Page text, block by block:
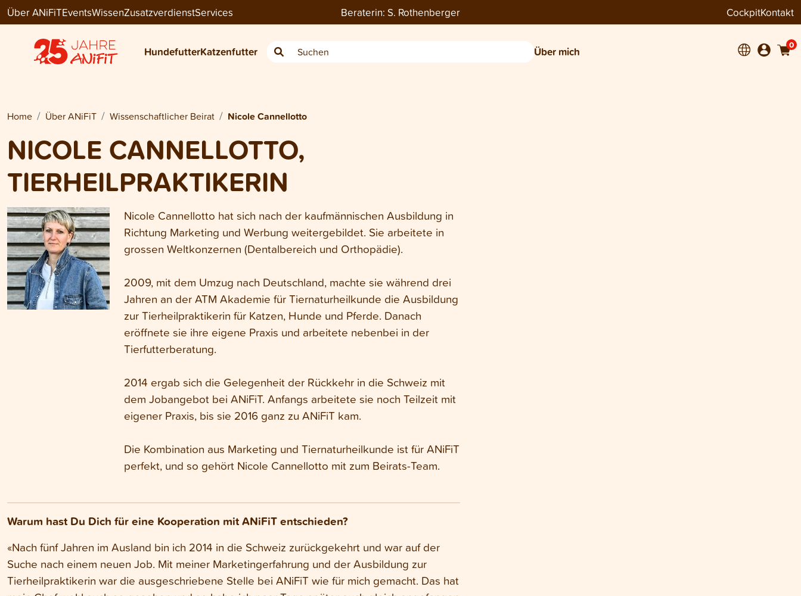
Über ANiFiTEventsWissenZusatzverdienstServices Beraterin: S. Rothenberger CockpitKontakt
HundefutterKatzenfutter Über mich 0
Home Über ANiFiT Wissenschaftlicher Beirat Nicole Cannellotto
NICOLE CANNELLOTTO,
TIERHEILPRAKTIKERIN
Nicole Cannellotto hat sich nach der kaufmännischen Ausbildung in
Richtung Marketing und Werbung weitergebildet. Sie arbeitete in
grossen Weltkonzernen (Dentalbereich und Orthopädie).
2009, mit dem Umzug nach Deutschland, machte sie während drei
Jahren an der ATM Akademie für Tiernaturheilkunde die Ausbildung
zur Tierheilpraktikerin für Katzen, Hunde und Pferde. Danach
eröffnete sie ihre eigene Praxis und arbeitete nebenbei in der
Tierfutterberatung.
2014 ergab sich die Gelegenheit der Rückkehr in die Schweiz mit
dem Jobangebot bei ANiFiT. Anfangs arbeitete sie noch Teilzeit mit
eigener Praxis, bis sie 2016 ganz zu ANiFiT kam.
Die Kombination aus Marketing und Tiernaturheilkunde ist für ANiFiT
perfekt, und so gehört Nicole Cannellotto mit zum Beirats-Team.
Warum hast Du Dich für eine Kooperation mit ANiFiT entschieden?
«Nach fünf Jahren im Ausland bin ich 2014 in die Schweiz zurückgekehrt und war auf der
Suche nach einem neuen Job. Mit meiner Marketingerfahrung und der Ausbildung zur
Tierheilpraktikerin war die ausgeschriebene Stelle bei ANiFiT wie für mich gemacht. Das hat